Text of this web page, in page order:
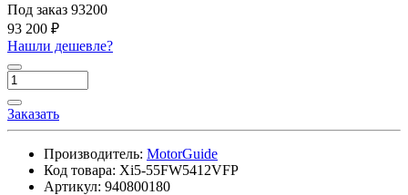
Под заказ 93200
93 200 ₽
Нашли дешевле?
Заказать
Производитель: MotorGuide
Код товара: Xi5-55FW5412VFP
Артикул: 940800180